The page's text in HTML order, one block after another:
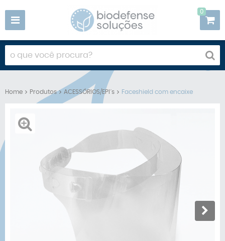
0
Home Produtos ACESSÓRIOS/EPI´s Faceshield com encaixe